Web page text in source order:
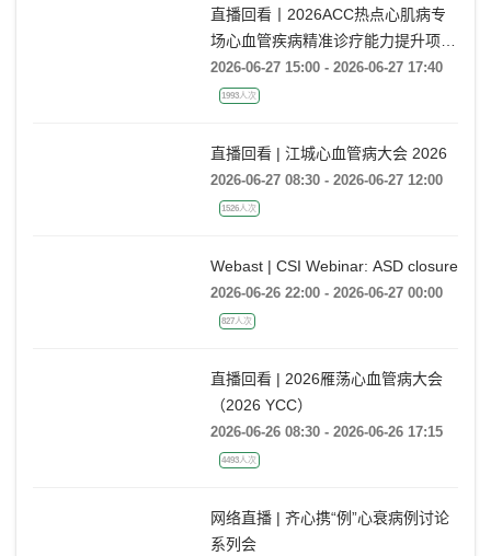
直播回看丨2026ACC热点心肌病专
场心血管疾病精准诊疗能力提升项目
广州场
2026-06-27 15:00 - 2026-06-27 17:40
直播回看 | 江城心血管病大会 2026
2026-06-27 08:30 - 2026-06-27 12:00
Webast | CSI Webinar: ASD closure
2026-06-26 22:00 - 2026-06-27 00:00
直播回看 | 2026雁荡心血管病大会
（2026 YCC）
2026-06-26 08:30 - 2026-06-26 17:15